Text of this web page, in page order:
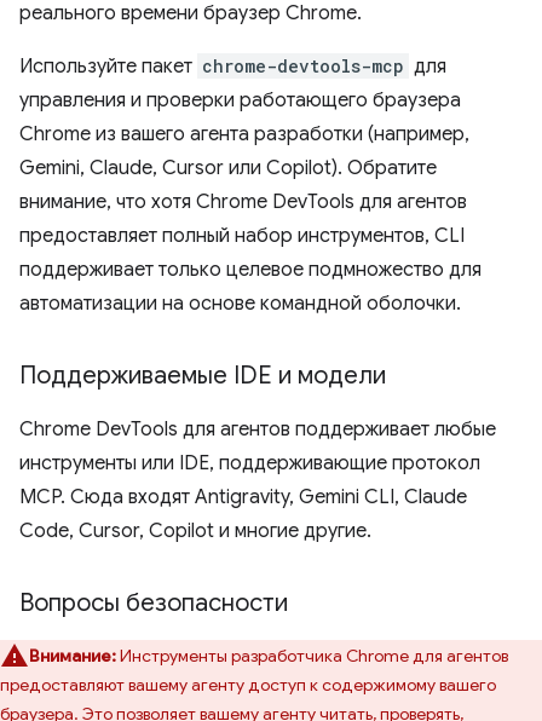
реального времени браузер Chrome.
Используйте пакет chrome-devtools-mcp для
управления и проверки работающего браузера
Chrome из вашего агента разработки (например,
Gemini, Claude, Cursor или Copilot). Обратите
внимание, что хотя Chrome DevTools для агентов
предоставляет полный набор инструментов, CLI
поддерживает только целевое подмножество для
автоматизации на основе командной оболочки.
Поддерживаемые IDE и модели
Chrome DevTools для агентов поддерживает любые
инструменты или IDE, поддерживающие протокол
MCP. Сюда входят Antigravity, Gemini CLI, Claude
Code, Cursor, Copilot и многие другие.
Вопросы безопасности
Внимание:Инструменты разработчика Chrome для агентов
предоставляют вашему агенту доступ к содержимому вашего
браузера. Это позволяет вашему агенту читать, проверять,